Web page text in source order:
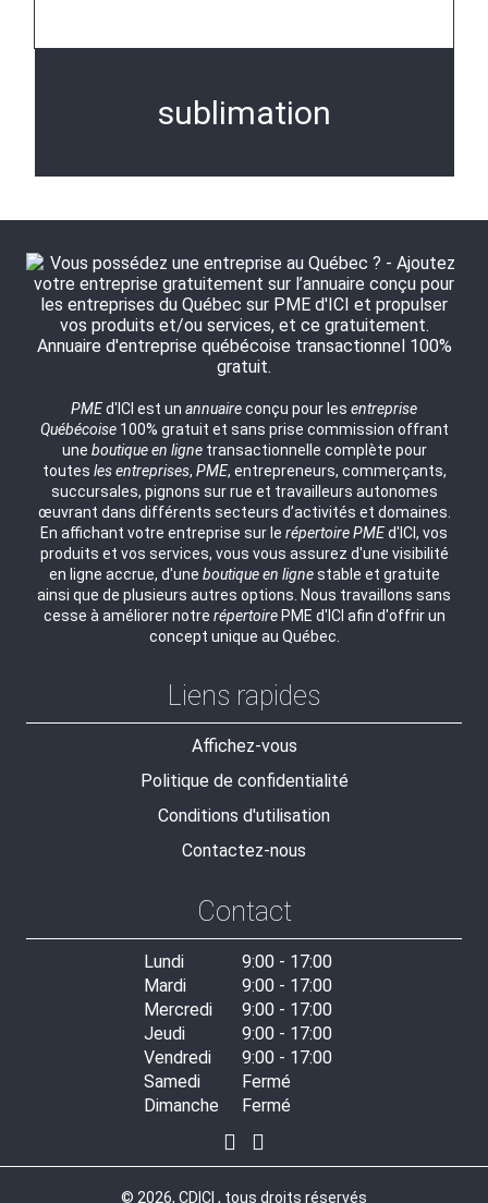
sublimation
PMEd'ICI est un annuaireconçu pour les entreprise
Québécoise100% gratuit et sans prise commission offrant
une boutique en lignetransactionnelle complète pour
toutes les entreprises, PME, entrepreneurs, commerçants,
succursales, pignons sur rue et travailleurs autonomes
œuvrant dans différents secteurs d’activités et domaines.
En affichant votre entreprise sur le répertoirePMEd'ICI, vos
produits et vos services, vous vous assurez d'une visibilité
en ligne accrue, d'une boutique en lignestable et gratuite
ainsi que de plusieurs autres options. Nous travaillons sans
cesse à améliorer notre répertoirePME d'ICI afin d'offrir un
concept unique au Québec.
Liens rapides
Affichez-vous
Politique de confidentialité
Conditions d'utilisation
Contactez-nous
Contact
Lundi
9:00 - 17:00
Mardi
9:00 - 17:00
Mercredi
9:00 - 17:00
Jeudi
9:00 - 17:00
Vendredi
9:00 - 17:00
Samedi
Fermé
Dimanche
Fermé
© 2026, CDICI , tous droits réservés